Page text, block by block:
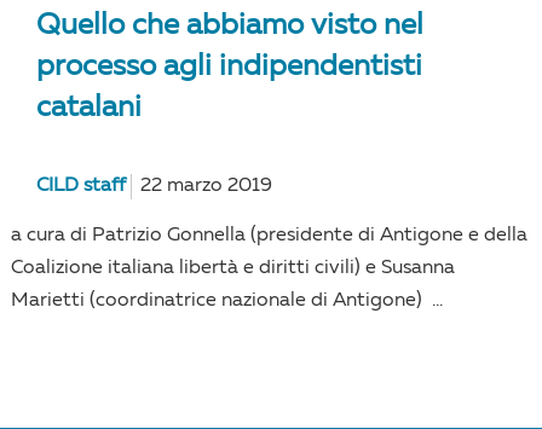
Quello che abbiamo visto nel
processo agli indipendentisti
catalani
CILD staff 22 marzo 2019
a cura di Patrizio Gonnella (presidente di Antigone e della
Coalizione italiana libertà e diritti civili) e Susanna
Marietti (coordinatrice nazionale di Antigone) ...